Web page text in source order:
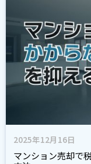
2025年12月16日
マンション売却で